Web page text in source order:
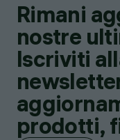
Rimani
nostre
Iscriviti
prodotti,